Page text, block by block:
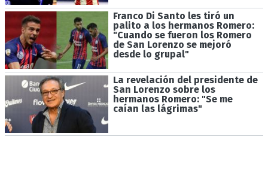
Franco Di Santo les tiró un
palito a los hermanos Romero:
"Cuando se fueron los Romero
de San Lorenzo se mejoró
desde lo grupal"
La revelación del presidente de
San Lorenzo sobre los
hermanos Romero: "Se me
caían las lágrimas"